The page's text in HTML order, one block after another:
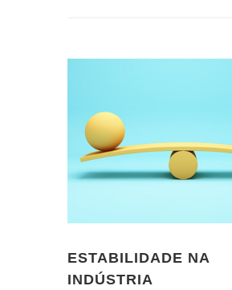
ESTABILIDADE NA
INDÚSTRIA